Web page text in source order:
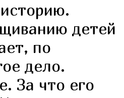
детей
по
дело.
За что его